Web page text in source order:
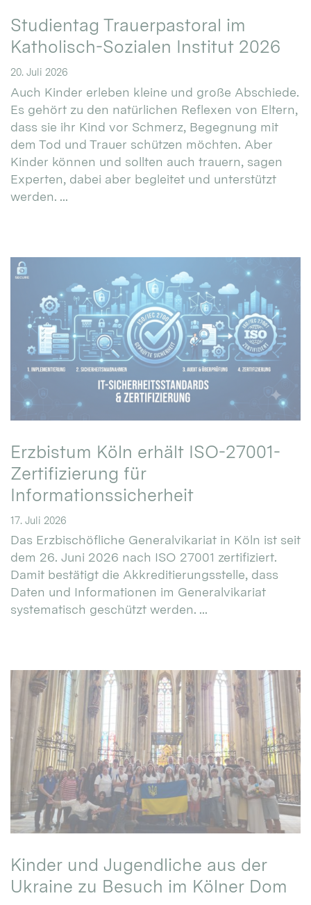
Studientag Trauerpastoral im
Katholisch-Sozialen Institut 2026
20. Juli 2026
Auch Kinder erleben kleine und große Abschiede.
Es gehört zu den natürlichen Reflexen von Eltern,
dass sie ihr Kind vor Schmerz, Begegnung mit
dem Tod und Trauer schützen möchten. Aber
Kinder können und sollten auch trauern, sagen
Experten, dabei aber begleitet und unterstützt
werden. ...
Erzbistum Köln erhält ISO-27001-
Zertifizierung für
Informationssicherheit
17. Juli 2026
Das Erzbischöfliche Generalvikariat in Köln ist seit
dem 26. Juni 2026 nach ISO 27001 zertifiziert.
Damit bestätigt die Akkreditierungsstelle, dass
Daten und Informationen im Generalvikariat
systematisch geschützt werden. ...
Kinder und Jugendliche aus der
Ukraine zu Besuch im Kölner Dom